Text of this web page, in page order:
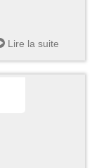
Lire la suite